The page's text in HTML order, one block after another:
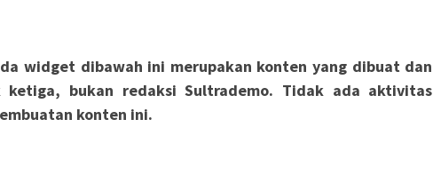
widget dibawah ini merupakan konten yang dibuat dan
ketiga, bukan redaksi Sultrademo. Tidak ada aktivitas
konten ini.